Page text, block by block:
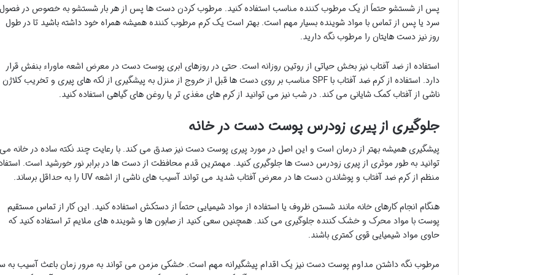
پس از شستشو حتماً از یک مرطوب کننده مناسب استفاده کنید. مرطوب کردن دست ها پس از هر بار شستشو به خصوص در
سرد یا پس از تماس با مواد شوینده بسیار مهم است. بهتر است یک کرم مرطوب کننده همیشه همراه خود داشته باشید تا در طول
روز نیز دست هایتان را مرطوب نگه دارید.
استفاده از ضد آفتاب نیز بخش حیاتی از روتین روزانه است. حتی در روزهای ابری پوست دست در معرض اشعه ماوراء بنفش قرار
دارد. استفاده از کرم ضد آفتاب با SPF مناسب بر روی دست ها قبل از خروج از منزل به پیشگیری از لکه های پیری و تخریب کلاژن
ناشی از آفتاب کمک شایانی می کند. در شب نیز می توانید از کرم های مغذی تر یا روغن های گیاهی استفاده کنید.
جلوگیری از پیری زودرس پوست دست در خانه
پیشگیری همیشه بهتر از درمان است و این اصل در مورد پیری پوست دست نیز صدق می کند. با رعایت چند نکته ساده در خانه
توانید به طور موثری از پیری زودرس دست ها جلوگیری کنید. مهمترین قدم محافظت از دست ها در برابر نور خورشید است.
منظم از کرم ضد آفتاب و پوشاندن دست ها در معرض آفتاب شدید می تواند آسیب های ناشی از اشعه UV را به حداقل برساند.
هنگام انجام کارهای خانه مانند شستن ظروف یا استفاده از مواد شیمیایی حتماً از دستکش استفاده کنید. این کار از تماس مستقیم
پوست با مواد محرک و خشک کننده جلوگیری می کند. همچنین سعی کنید از صابون ها و شوینده های ملایم تر استفاده کنید که
حاوی مواد شیمیایی قوی کمتری باشند.
مرطوب نگه داشتن مداوم پوست دست نیز یک اقدام پیشگیرانه مهم است. خشکی مزمن می تواند به مرور زمان باعث آسیب به